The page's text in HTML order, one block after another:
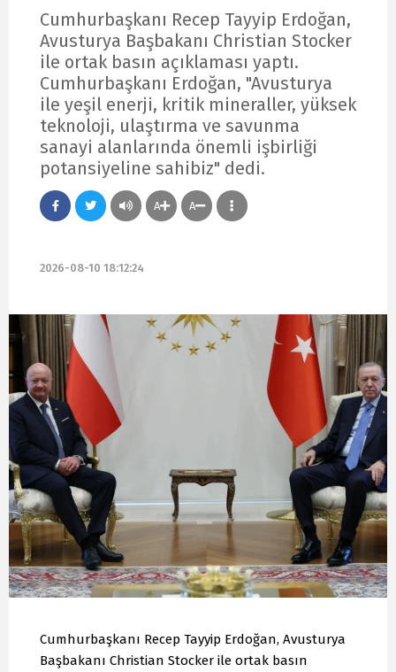
Cumhurbaşkanı Recep Tayyip Erdoğan,
Avusturya Başbakanı Christian Stocker
ile ortak basın açıklaması yaptı.
Cumhurbaşkanı Erdoğan, "Avusturya
ile yeşil enerji, kritik mineraller, yüksek
teknoloji, ulaştırma ve savunma
sanayi alanlarında önemli işbirliği
potansiyeline sahibiz" dedi.
A A
2026-08-10 18:12:24
Cumhurbaşkanı Recep Tayyip Erdoğan, Avusturya
Başbakanı Christian Stocker ile ortak basın